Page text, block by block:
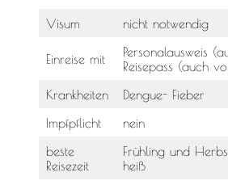
Visum nicht notwendig
Einreise mit
Personalausweis
Reisepass (auch
Krankheiten
Dengue- Fieber
Impfpflicht
nein
beste
Reisezeit
Frühling und
heiß